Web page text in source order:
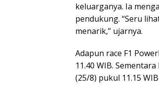
keluarganya. Ia
pendukung. “Seru
menarik,” ujarnya.
Adapun race F1
11.40 WIB.
(25/8) pukul 11.15